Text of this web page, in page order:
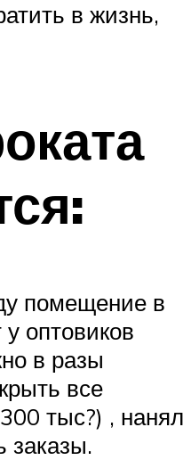
в жизнь,
помещение в
оптовиков
в разы
все
тыс?) , нанял
заказы.